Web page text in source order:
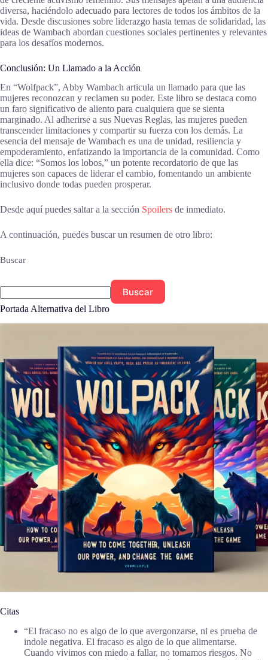
diversa, haciéndolo adecuado para lectores de todos los ámbitos de la
vida. Desde discusiones sobre liderazgo hasta temas de solidaridad, las
ideas de Wambach abordan cuestiones sociales pertinentes y relevantes
para los desafíos modernos.
Conclusión: Un Llamado a la Acción
En “Wolfpack”, Abby Wambach articula un llamado para que las
mujeres reconozcan y reclamen su poder. Este libro se destaca como
un faro significativo de aliento para cualquiera que se sienta
marginado. Al adherirse a sus Nuevas Reglas, las mujeres pueden
transcender limitaciones y compartir su fuerza con los demás. La
esencia del mensaje de Wambach es una de unidad, resiliencia y
empoderamiento, enfatizando la importancia de la comunidad. Como
ella dice: “Somos los lobos,” un potente recordatorio de que las
mujeres son capaces de liderar el cambio, fomentando un ambiente
inclusivo donde todas pueden prosperar.
Desde aquí puedes saltar a la sección Spoilers de inmediato.
A continuación, puedes buscar un resumen de otro libro:
Buscar
Buscar
Portada Alternativa del Libro
Citas
“El fracaso no es algo de lo que avergonzarse, ni es prueba de
indole negativa. El fracaso es algo de lo que alimentarse.
Cuando vivimos con miedo a fallar, no tomamos riesgos. No